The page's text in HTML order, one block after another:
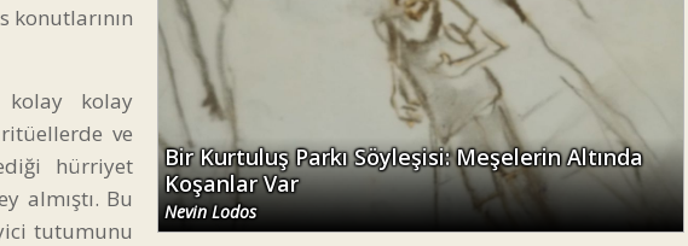
konutlarının
kolay kolay
ve
hürriyet
almıştı. Bu
tutumunu
Bir Kurtuluş Parkı Söyleşisi: Meşelerin Altında
Koşanlar Var
Nevin Lodos